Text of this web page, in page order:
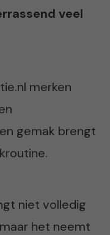
veel
merken
gemak brengt
niet volledig
het neemt